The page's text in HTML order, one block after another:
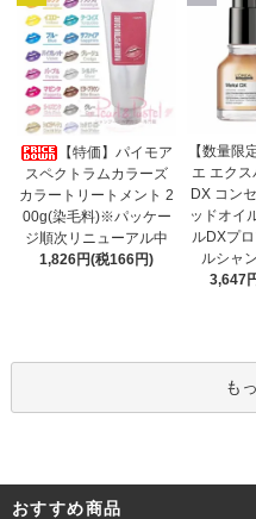
【特価】パイモア
スペクトラムカラーズ
カラートリートメント 2
00g(染毛料)※パッケー
ジ順次リニューアル中
1,826円(税166円)
【数量限
エ エク
DX コン
ッドオイ
ルDXプ
ルシャ
3,647
も
おすすめ商品